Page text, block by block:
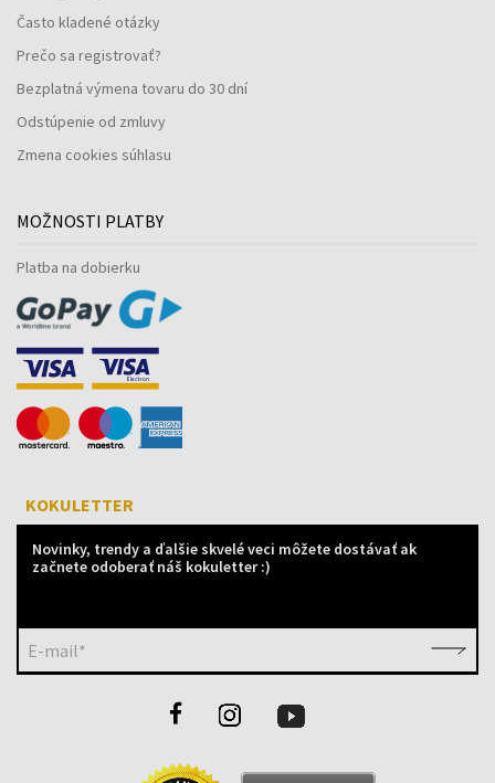
Často kladené otázky
Prečo sa registrovať?
Bezplatná výmena tovaru do 30 dní
Odstúpenie od zmluvy
Zmena cookies súhlasu
MOŽNOSTI PLATBY
Platba na dobierku
KOKULETTER
Novinky, trendy a ďalšie skvelé veci môžete dostávať ak
začnete odoberať náš kokuletter :)
E-mail*